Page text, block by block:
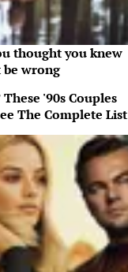
thought you knew
wrong
'90s Couples
The Complete List